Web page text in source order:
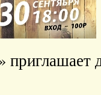
приглашает